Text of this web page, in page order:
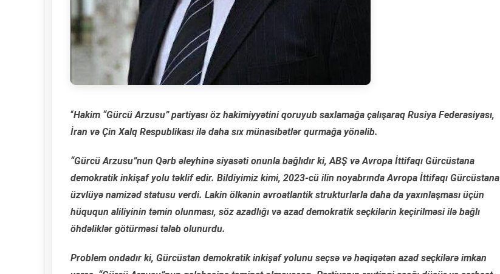
“Hakim “Gürcü Arzusu” partiyası öz hakimiyyətini qoruyub saxlamağa çalışaraq Rusiya Federasiyası,
İran və Çin Xalq Respublikası ilə daha sıx münasibətlər qurmağa yönəlib.
“Gürcü Arzusu”nun Qərb əleyhinə siyasəti onunla bağlıdır ki, ABŞ və Avropa İttifaqı Gürcüstana
demokratik inkişaf yolu təklif edir. Bildiyimiz kimi, 2023-cü ilin noyabrında Avropa İttifaqı Gürcüstana
üzvlüyə namizəd statusu verdi. Lakin ölkənin avroatlantik strukturlarla daha da yaxınlaşması üçün
hüququn aliliyinin təmin olunması, söz azadlığı və azad demokratik seçkilərin keçirilməsi ilə bağlı
öhdəliklər götürməsi tələb olunurdu.
Problem ondadır ki, Gürcüstan demokratik inkişaf yolunu seçsə və həqiqətən azad seçkilərə imkan